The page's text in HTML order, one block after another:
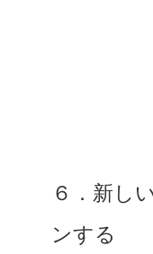
６．新し
ンする